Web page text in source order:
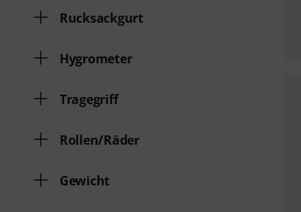
Rucksackgurt
Hygrometer
Tragegriff
Rollen/Räder
Gewicht